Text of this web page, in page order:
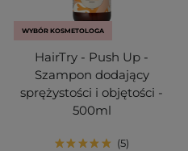
WYBÓR KOSMETOLOGA
HairTry - Push Up -
Szampon dodający
sprężystości i objętości -
500ml
5